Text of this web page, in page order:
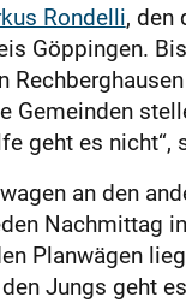
Rondelli, den
Göppingen.
Gemeinden
geht es
an den
Nachmittag
Planwägen
Jungs geht